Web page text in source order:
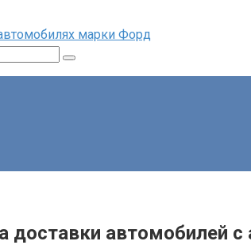
доставки автомобилей с